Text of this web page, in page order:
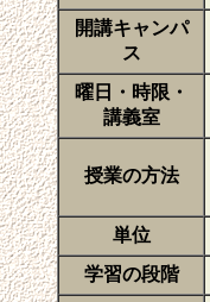
開講キャンパ
ス
曜日・時限・
講義室
授業の方法
単位
学習の段階